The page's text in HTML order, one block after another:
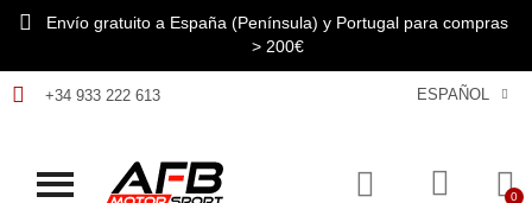
Envío gratuito a España (Península) y Portugal para compras
> 200€
+34 933 222 613 ESPAÑOL